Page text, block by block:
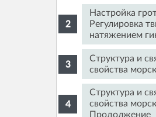
Настройка
Регулировка
натяжением
Структура и
свойства
Структура и
свойства
Продолжение